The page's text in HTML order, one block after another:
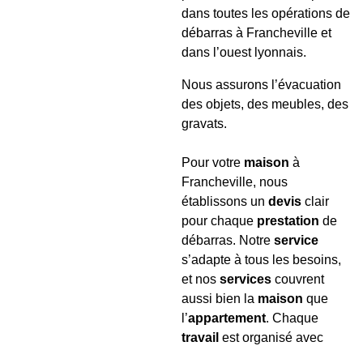
dans toutes les opérations de
débarras à Francheville et
dans l’ouest lyonnais.
Nous assurons l’évacuation
des objets, des meubles, des
gravats.
Pour votre maison à
Francheville, nous
établissons un devis clair
pour chaque prestation de
débarras. Notre service
s’adapte à tous les besoins,
et nos services couvrent
aussi bien la maison que
l’appartement. Chaque
travail est organisé avec